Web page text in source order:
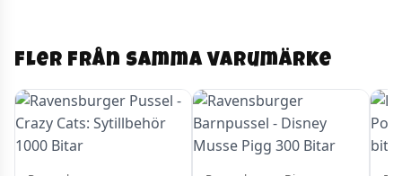
Fler från samma varumärke